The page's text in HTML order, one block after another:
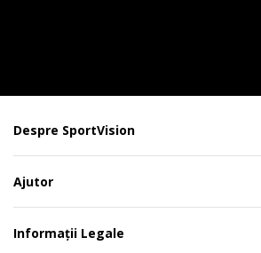
Despre SportVision
Ajutor
Informații Legale